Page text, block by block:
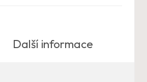
Další informace